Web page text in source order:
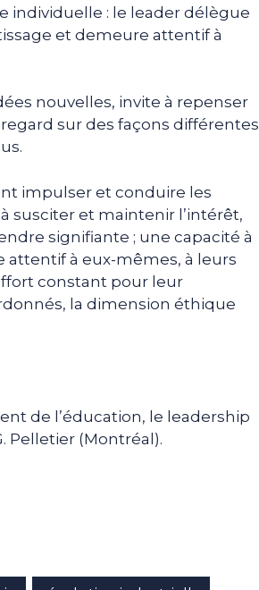
individuelle : le leader délègue
et demeure attentif à
nouvelles, invite à repenser
sur des façons différentes
impulser et conduire les
susciter et maintenir l’intérêt,
signifiante ; une capacité à
attentif à eux-mêmes, à leurs
constant pour leur
la dimension éthique
de l’éducation, le leadership
Pelletier (Montréal).